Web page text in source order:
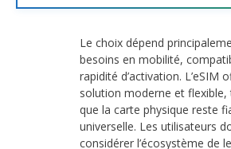
Le choix dépend
besoins en mobilité,
rapidité d’activation. L’eSIM
solution moderne et flexible,
que la carte physique reste
universelle. Les utilisateurs
considérer l’écosystème de